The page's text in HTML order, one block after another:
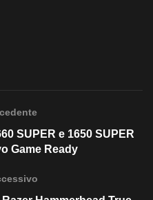
SUPER e 1650 SUPER
Game Ready